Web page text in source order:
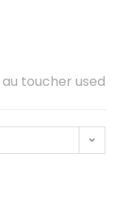
toucher used